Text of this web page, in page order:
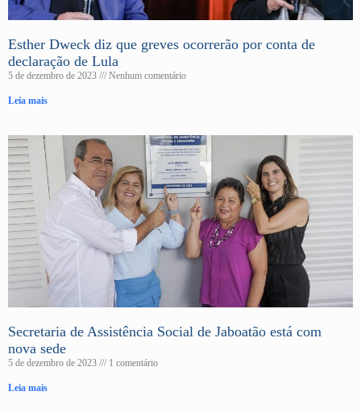
Esther Dweck diz que greves ocorrerão por conta de
declaração de Lula
5 de dezembro de 2023 Nenhum comentário
Leia mais
Secretaria de Assistência Social de Jaboatão está com
nova sede
5 de dezembro de 2023 1 comentário
Leia mais